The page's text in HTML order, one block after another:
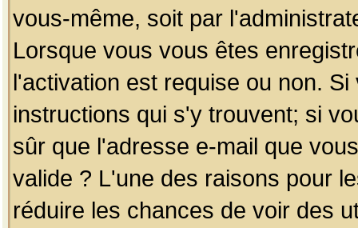
vous-même, soit par
Lorsque vous vous êtes
l'activation est requise ou non.
instructions qui s'y trouvent; si
sûr que l'adresse e-mail que
valide ? L'une des raisons pour
réduire les chances de voir des